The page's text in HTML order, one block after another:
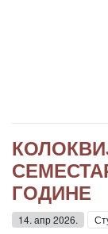
ГОДИНЕ
14. апр 2026.